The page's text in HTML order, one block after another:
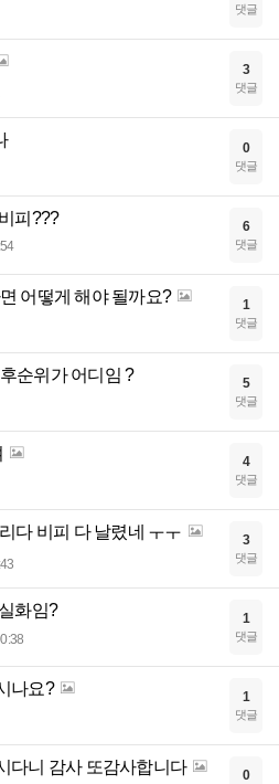
댓글
3
댓글
0
댓글
피??? 6
댓글
어떻게 해야 될까요? 1
댓글
순위가 어디임 ? 5
댓글
4
댓글
다 비피 다 날렸네 ㅜㅜ 3
댓글
화임? 1
댓글
나요? 1
댓글
다니 감사 또감사합니다 0